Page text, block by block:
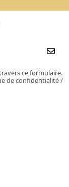
ce formulaire.
de confidentialité /